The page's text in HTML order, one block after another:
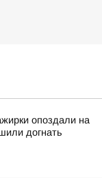
опоздали на
догнать